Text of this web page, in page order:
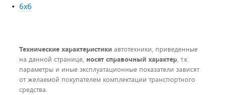
6х6
Технические характеристики автотехники, приведенные
на данной странице, носят справочный характер, т.к.
параметры и иные эксплуатационные показатели зависят
от желаемой покупателем комплектации транспортного
средства.